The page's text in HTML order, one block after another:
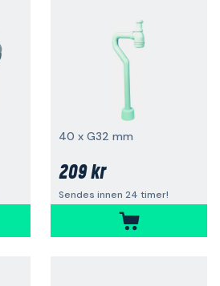
40 x G32 mm
209 kr
Sendes innen 24 timer!